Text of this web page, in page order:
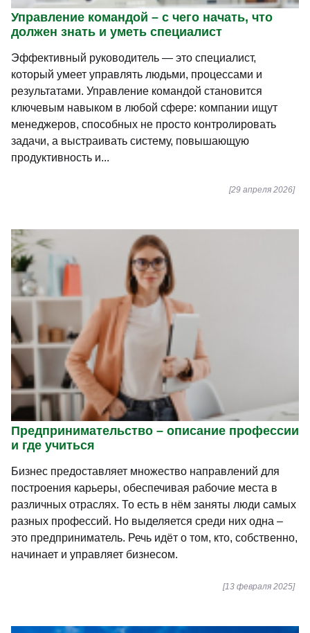
Управление командой – с чего начать, что
должен знать и уметь специалист
Эффективный руководитель — это специалист,
который умеет управлять людьми, процессами и
результатами. Управление командой становится
ключевым навыком в любой сфере: компании ищут
менеджеров, способных не просто контролировать
задачи, а выстраивать систему, повышающую
продуктивность и...
[29 апреля 2026]
Предпринимательство – описание профессии
и где учиться
Бизнес предоставляет множество направлений для
построения карьеры, обеспечивая рабочие места в
различных отраслях. То есть в нём заняты люди самых
разных профессий. Но выделяется среди них одна –
это предприниматель. Речь идёт о том, кто, собственно,
начинает и управляет бизнесом.
[13 февраля 2025]